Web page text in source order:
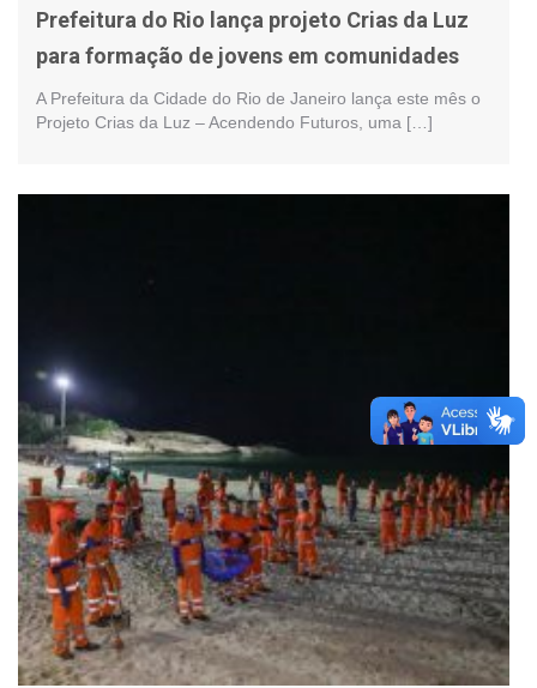
Prefeitura do Rio lança projeto Crias da Luz
para formação de jovens em comunidades
A Prefeitura da Cidade do Rio de Janeiro lança este mês o
Projeto Crias da Luz – Acendendo Futuros, uma […]